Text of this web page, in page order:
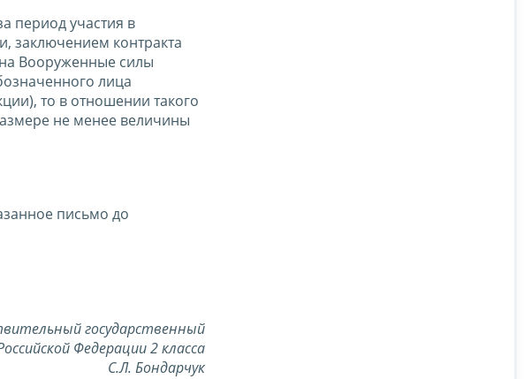
период участия в
заключением контракта
Вооруженные силы
лица
то в отношении такого
не менее величины
письмо до
государственный
Федерации 2 класса
С.Л. Бондарчук